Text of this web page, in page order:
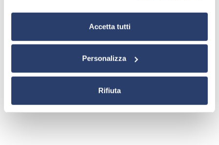
Accetta tutti
Personalizza
Rifiuta
Еще не зарегистрированы?Зарегистрироваться